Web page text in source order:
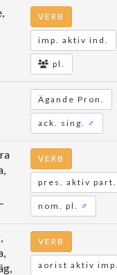
VERB
imp. aktiv ind.
pl.
Ägande Pron.
ack. sing. ♂
VERB
pres. aktiv part.
nom. pl. ♂
VERB
aorist aktiv